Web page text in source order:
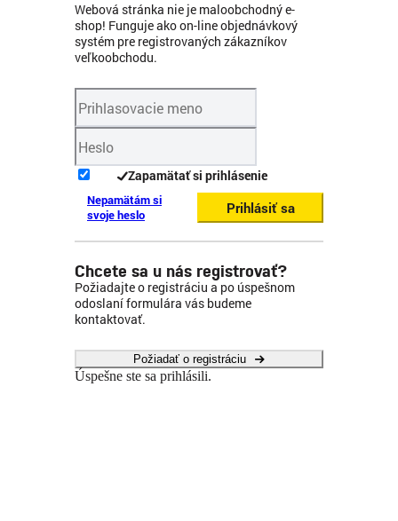
Webová stránka nie je maloobchodný e-
shop! Funguje ako on-line objednávkový
systém pre registrovaných zákazníkov
veľkoobchodu.
Zapamätať si prihlásenie
Nepamätám si
svoje heslo
Prihlásiť sa
Chcete sa u nás registrovať?
Požiadajte o registráciu a po úspešnom
odoslaní formulára vás budeme
kontaktovať.
Požiadať o registráciu
Úspešne ste sa prihlásili.